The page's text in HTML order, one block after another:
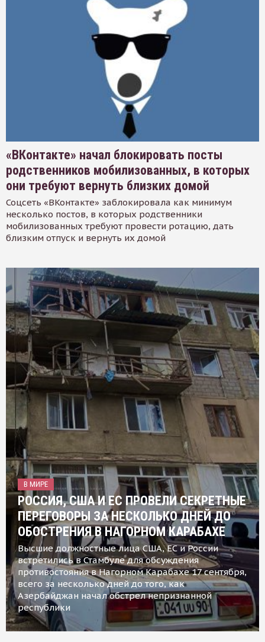
«ВКонтакте» начал блокировать посты
родственников мобилизованных, в которых
они требуют вернуть близких домой
Соцсеть «ВКонтакте» заблокировала как минимум
несколько постов, в которых родственники
мобилизованных требуют провести ротацию, дать
близким отпуск и вернуть их домой
В МИРЕ
РОССИЯ, США И ЕС ПРОВЕЛИ СЕКРЕТНЫЕ
ПЕРЕГОВОРЫ ЗА НЕСКОЛЬКО ДНЕЙ ДО
ОБОСТРЕНИЯ В НАГОРНОМ КАРАБАХЕ
Высшие должностные лица США, ЕС и России
встретились в Стамбуле для обсуждения
противостояния в Нагорном Карабахе 17 сентября,
всего за несколько дней до того, как
Азербайджан начал обстрел непризнанной
республики